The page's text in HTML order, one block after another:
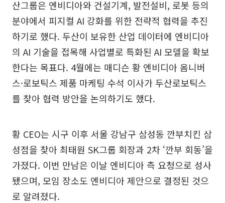
산그룹은 엔비디아와 건설기계, 발전설비, 로봇 등의
분야에서 피지컬 AI 강화를 위한 전략적 협력을 추진
하기로 했다. 두산이 보유한 산업 데이터에 엔비디아
의 AI 기술을 접목해 사업별로 특화된 AI 모델을 확보
한다는 목표다. 4월에는 매디슨 황 엔비디아 옴니버
스·로보틱스 제품 마케팅 수석 이사가 두산로보틱스
를 찾아 협력 방안을 논의하기도 했다.
황 CEO는 시구 이후 서울 강남구 삼성동 깐부치킨 삼
성점을 찾아 최태원 SK그룹 회장과 2차 ‘깐부 회동’을
가졌다. 이번 만남은 이날 엔비디아 측 요청으로 성사
됐으며, 모임 장소도 엔비디아 제안으로 결정된 것으
로 알려졌다.